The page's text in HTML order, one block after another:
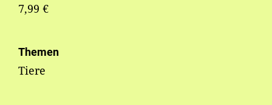
7,99 €
Themen
Tiere